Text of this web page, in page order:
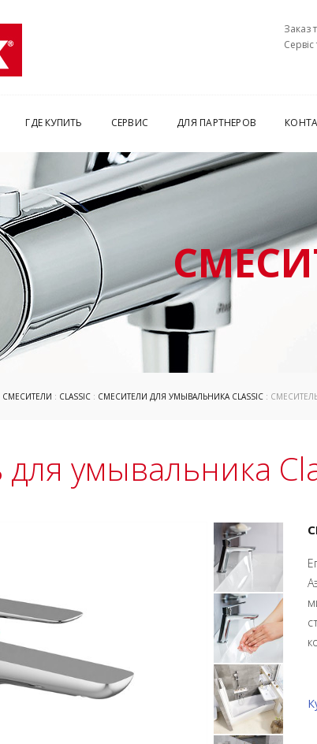
Заказ
ГДЕ КУПИТЬ СЕРВИС ДЛЯ ПАРТНЕРОВ
СМЕСИТЕЛИ : CLASSIC : СМЕСИТЕЛИ ДЛЯ УМЫВАЛЬНИКА CLASSIC : СМЕСИТЕЛЬ ДЛЯ
умывальника